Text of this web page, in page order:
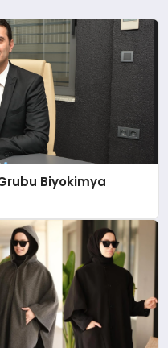
Biyokimya